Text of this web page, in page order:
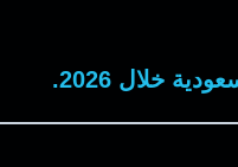
خلال 2026.